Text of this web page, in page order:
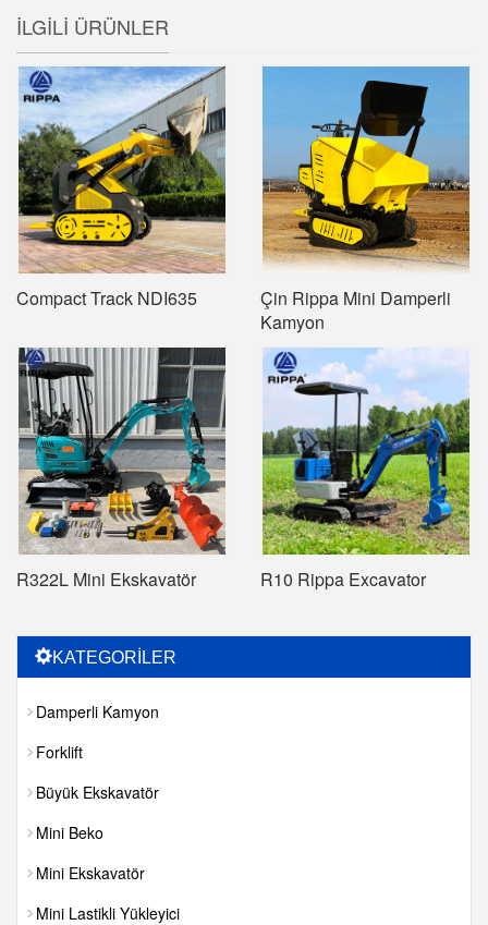
İLGİLİ ÜRÜNLER
Compact Track NDI635
Çin Rippa Mini Damperli
Kamyon
R322L Mini Ekskavatör R10 Rippa Excavator
KATEGORİLER
Damperli Kamyon
Forklift
Büyük Ekskavatör
Mini Beko
Mini Ekskavatör
Mini Lastikli Yükleyici